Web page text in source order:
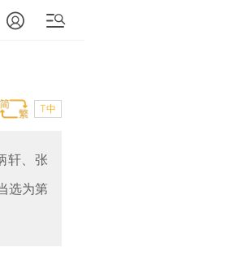
T中
轩、张
选为第